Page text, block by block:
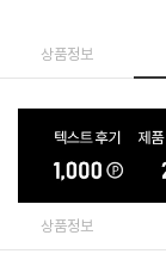
상품정보
상품정보